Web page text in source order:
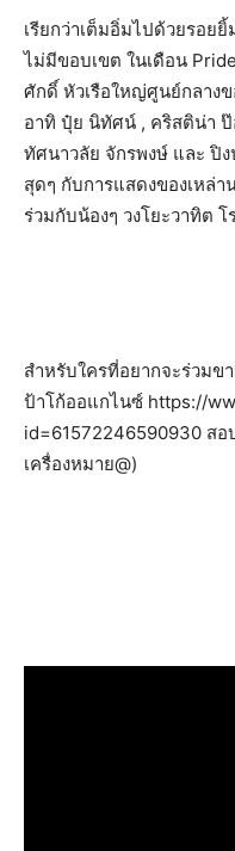
เรียกว่าเต็มอิ่มไปด้วยรอย
ไม่มีขอบเขต ในเดือน
ศักดิ์ หัวเรือใหญ่ศูนย์กลาง
อาทิ ปุ๋ย นิทัศน์ , คริสติน่า ป๊
ทัศนาวลัย จักรพงษ์ และ ปิง
สุดๆ กับการแสดงของเหล่
ร่วมกับน้องๆ วงโยะวาทิต
สำหรับใครที่อยากจะร่วมข
ป้าโก้ออแกไนซ์ https://
id=61572246590930 สอ
เครื่องหมาย@)